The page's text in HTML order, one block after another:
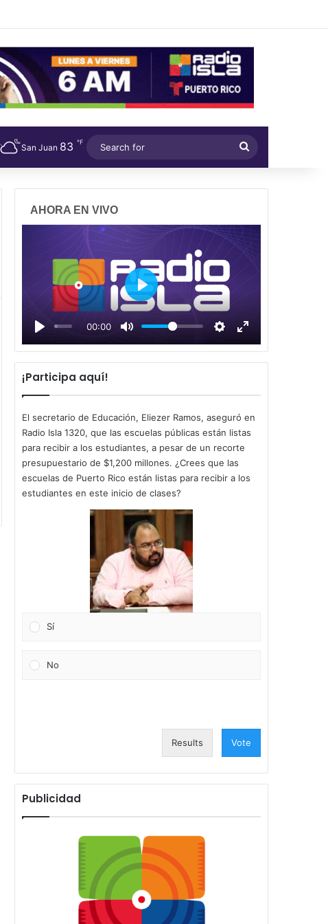
San Juan 83 ℉
for
AHORA EN VIVO
00:00
P
l
a
y
¡Participa aquí!
El secretario de Educación, Eliezer Ramos, aseguró en
Radio Isla 1320, que las escuelas públicas están listas
para recibir a los estudiantes, a pesar de un recorte
presupuestario de $1,200 millones. ¿Crees que las
escuelas de Puerto Rico están listas para recibir a los
estudiantes en este inicio de clases?
Sí
No
Results Vote
Publicidad